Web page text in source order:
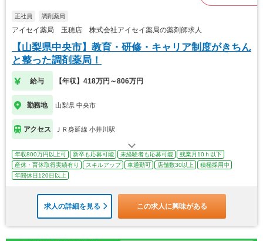
正社員 調剤薬局
アイセイ薬局 玉穂店 株式会社アイセイ薬局の薬剤師求人
【山梨県中央市】教育・研修・キャリア制度がきちん
と整った調剤薬局！
給与 【年収】418万円～806万円
勤務地 山梨県 中央市
アクセス ＪＲ身延線 小井川駅
年収800万円以上可 新卒も応募可能 未経験者も応募可能
残業月10ｈ以下
産休・育休取得実績有り
スキルアップ 車通勤可 店舗数30以上
積極採用中
年間休日120日以上
求人の詳細を見る この求人に興味がある